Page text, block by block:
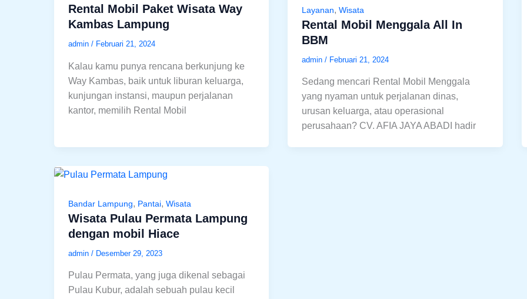
Rental Mobil Paket Wisata Way
Kambas Lampung
admin / Februari 21, 2024
Kalau kamu punya rencana berkunjung ke
Way Kambas, baik untuk liburan keluarga,
kunjungan instansi, maupun perjalanan
kantor, memilih Rental Mobil
Layanan,Wisata
Rental Mobil Menggala All In
BBM
admin/ Februari 21, 2024
Sedang mencari Rental Mobil Menggala
yang nyaman untuk perjalanan dinas,
urusan keluarga, atau operasional
perusahaan? CV. AFIA JAYA ABADI hadir
Bandar Lampung, Pantai, Wisata
Wisata Pulau Permata Lampung
dengan mobil Hiace
admin / Desember 29, 2023
Pulau Permata, yang juga dikenal sebagai
Pulau Kubur, adalah sebuah pulau kecil